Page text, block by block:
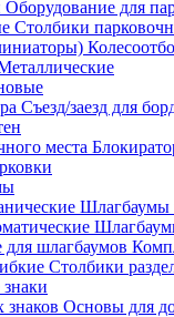
Оборудование для
Столбики
Съезд/заезд для
Шлагбаумы
Столбики
Основы для